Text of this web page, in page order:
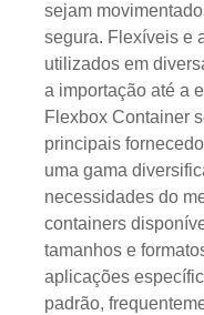
sejam
segura. Flexíveis e
utilizados em
a importação até a
Flexbox Container
principais
uma gama
necessidades do
containers
tamanhos e
aplicações
padrão,